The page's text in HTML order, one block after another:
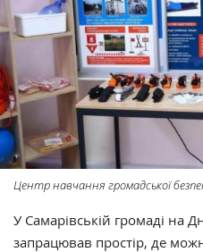
Центр навчання громадської
У Самарівській громаді на
запрацював простір, де